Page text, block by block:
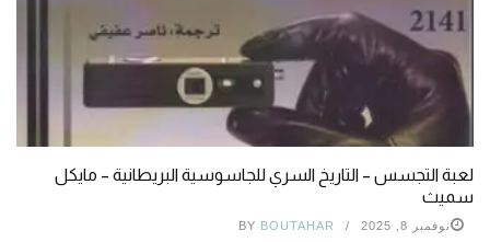
لعبة التجسس – التاريخ السري للجاسوسية البريطانية – مايكل
سميث
نوفمبر 8, 2025 BY BOUTAHAR